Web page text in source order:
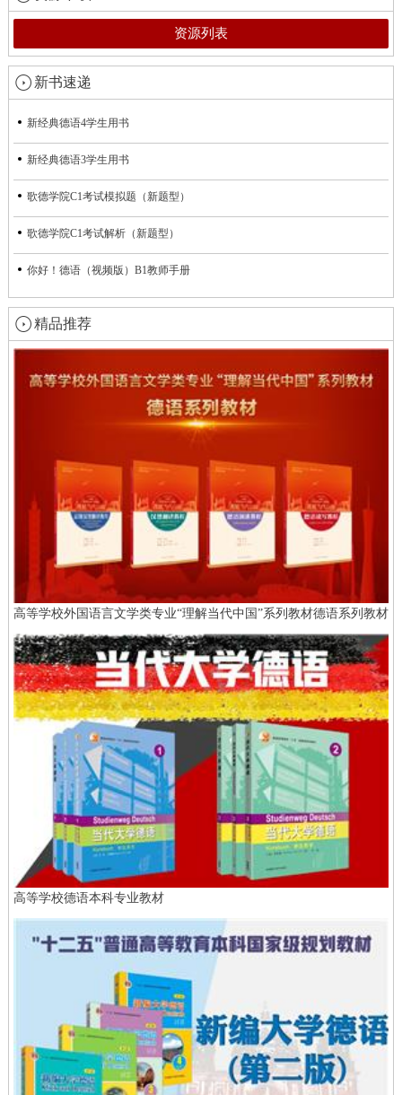
资源列表
新书速递
新经典德语4学生用书
新经典德语3学生用书
歌德学院C1考试模拟题（新题型）
歌德学院C1考试解析（新题型）
你好！德语（视频版）B1教师手册
精品推荐
高等学校外国语言文学类专业“理解当代中国”系列教材德语系列教材
高等学校德语本科专业教材